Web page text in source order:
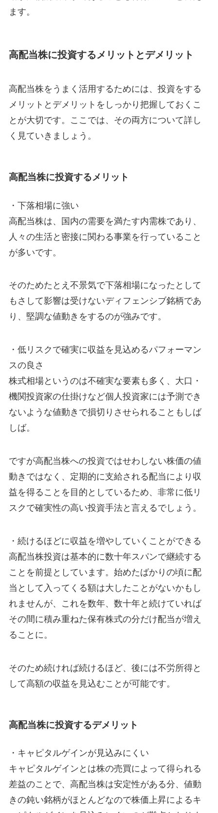
ます。
高配当株に投資するメリットとデメリット
高配当株をうまく活用するためには、投資をする
メリットとデメリットをしっかり把握しておくこ
とが大切です。ここでは、その両方について詳し
く見ていきましょう。
高配当株に投資するメリット
・下落相場に強い
高配当株は、国内の需要を満たす内需株であり、
人々の生活と密接に関わる事業を行っていること
が多いです。
そのためたとえ不景気で下落相場になったとして
もさして影響は受けないディフェンシブ銘柄であ
り、堅調な値動きをするのが強みです。
・低リスクで確実に収益を見込めるパフォーマン
スの良さ
株式相場というのは不確実な要素も多く、大口・
機関投資家の仕掛けなど個人投資家には予測でき
ないような値動きで損切りさせられることもしば
しば。
ですが高配当株への投資ではせわしない株価の値
動きではなく、定期的に支給される配当により収
益を得ることを目的としているため、非常に低リ
スクで確実性の高い投資手法と言えるでしょう。
・続けるほどに収益を増やしていくことができる
高配当株投資は基本的に数十年スパンで継続する
ことを前提としています。始めたばかりの頃に配
当として入ってくる額は大したことがないかもし
れませんが、これを数年、数十年と続けていれば
その間に積み重ねた保有株式の分だけ配当が増え
ることに。
そのため続ければ続けるほど、後には不労所得と
して高額の収益を見込むことが可能です。
高配当株に投資するデメリット
・キャピタルゲインが見込みにくい
キャピタルゲインとは株の売買によって得られる
差益のことで、高配当株は安定性がある分、値動
きの鈍い銘柄がほとんどなので株価上昇によるキ